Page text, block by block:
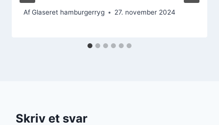
AfGlaseret hamburgerryg 27. november 2024
Skriv et svar